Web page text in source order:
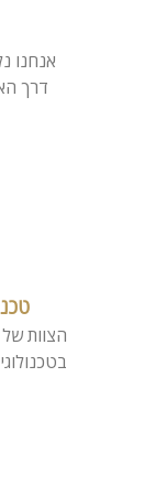
אנחנו
דרך